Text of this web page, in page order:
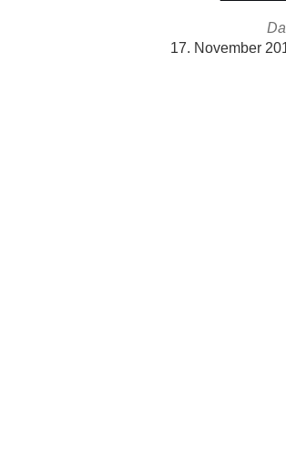
17. November